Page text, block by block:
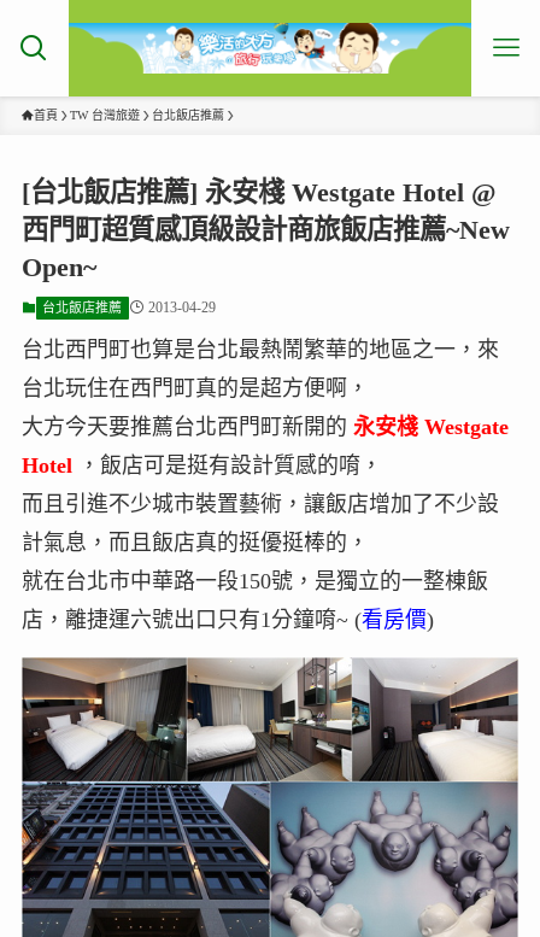
首頁 TW 台灣旅遊 台北飯店推薦
[台北飯店推薦] 永安棧 Westgate Hotel @
西門町超質感頂級設計商旅飯店推薦~New
Open~
台北飯店推薦 2013-04-29
台北西門町也算是台北最熱鬧繁華的地區之一，來
台北玩住在西門町真的是超方便啊，
大方今天要推薦台北西門町新開的 永安棧 Westgate
Hotel，飯店可是挺有設計質感的唷，
而且引進不少城市裝置藝術，讓飯店增加了不少設
計氣息，而且飯店真的挺優挺棒的，
就在台北市中華路一段150號，是獨立的一整棟飯
店，離捷運六號出口只有1分鐘唷~ (看房價)